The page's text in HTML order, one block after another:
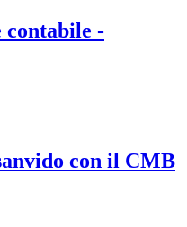
contabile -
con il CMB